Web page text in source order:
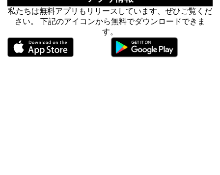
私たちは無料アプリもリリースしています、ぜひご覧くだ
さい。 下記のアイコンから無料でダウンロードできま
す。